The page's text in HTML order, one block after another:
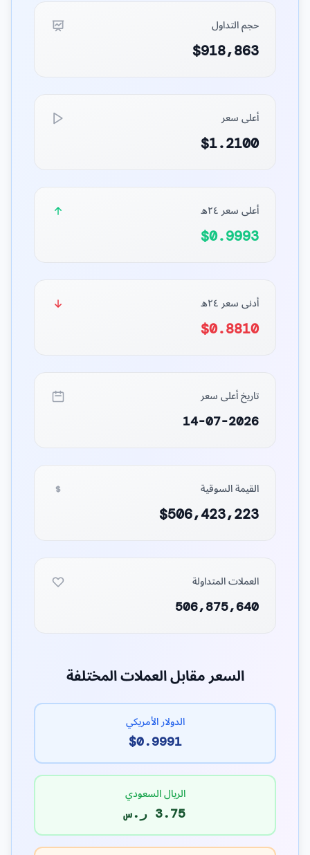
حجم التداول
$918,863
أعلى سعر
$1.2100
أعلى سعر ٢٤ه
$0.9993
أدنى سعر ٢٤ه
$0.8810
تاريخ أعلى سعر
14-07-2026
القيمة السوقية
$506,423,223
العملات المتداولة
506,875,640
السعر مقابل العملات المختلفة
الدولار الأمريكي
$0.9991
الريال السعودي
3.75 ر.س